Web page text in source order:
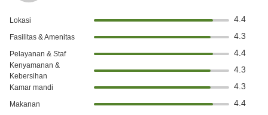
Lokasi 4.4
Fasilitas & Amenitas 4.3
Pelayanan & Staf 4.4
Kenyamanan &
Kebersihan
4.3
Kamar mandi 4.3
Makanan 4.4